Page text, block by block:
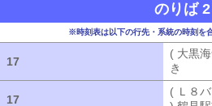
のりば 2
※時刻表は以下の行先・系統の時刻を
17
( 大黒
き
17
( Ｌ８